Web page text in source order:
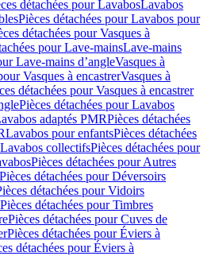
détachées pour LavabosLavabos
Pièces détachées pour Lavabos pour
détachées pour Vasques à
pour Lave-mainsLave-mains
Lave-mains d’angleVasques à
Vasques à encastrerVasques à
détachées pour Vasques à encastrer
Pièces détachées pour Lavabos
adaptés PMRPièces détachées
Lavabos pour enfantsPièces détachées
Lavabos collectifsPièces détachées pour
Pièces détachées pour Autres
Pièces détachées pour Déversoirs
détachées pour Vidoirs
Pièces détachées pour Timbres
Pièces détachées pour Cuves de
Pièces détachées pour Éviers à
détachées pour Éviers à